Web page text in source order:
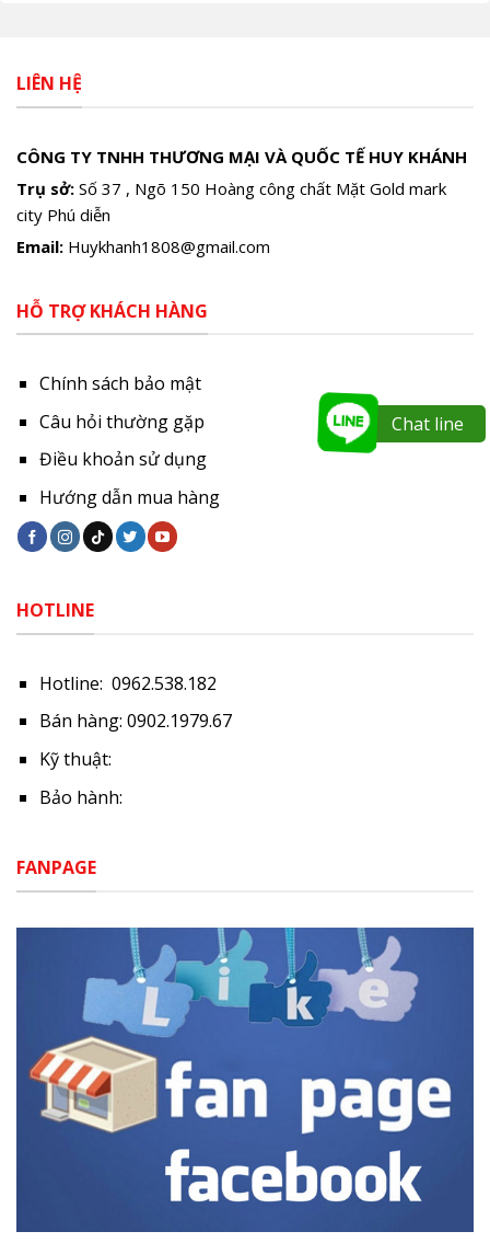
LIÊN HỆ
CÔNG TY TNHH THƯƠNG MẠI VÀ QUỐC TẾ HUY KHÁNH
Trụ sở: Số 37 , Ngõ 150 Hoàng công chất Mặt Gold mark
city Phú diễn
Email: Huykhanh1808@gmail.com
HỖ TRỢ KHÁCH HÀNG
Chính sách bảo mật
Câu hỏi thường gặp
Điều khoản sử dụng
Hướng dẫn mua hàng
HOTLINE
Hotline: 0962.538.182
Bán hàng: 0902.1979.67
Kỹ thuật:
Bảo hành:
FANPAGE
Chat line